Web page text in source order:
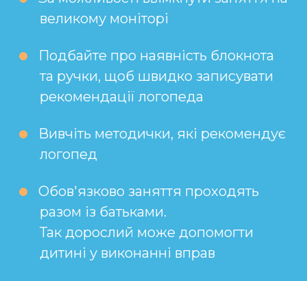
великому моніторі
Подбайте про наявність блокнота
та ручки, щоб швидко записувати
рекомендації логопеда
Вивчіть методички, які рекомендує
логопед
Обов'язково заняття проходять
разом із батьками.
Так дорослий може допомогти
дитині у виконанні вправ